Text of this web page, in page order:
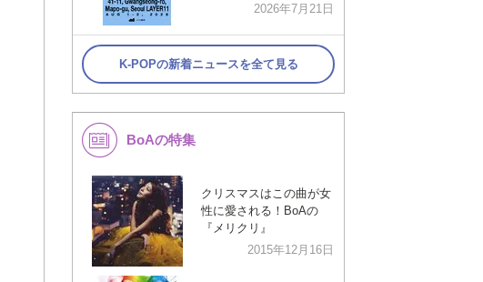
2026年7月21日
K-POPの新着ニュースを全て見る
BoAの特集
クリスマスはこの曲が女
性に愛される！BoAの
『メリクリ』
2015年12月16日